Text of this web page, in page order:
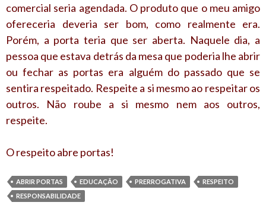
comercial seria agendada. O produto que o meu amigo
ofereceria deveria ser bom, como realmente era.
Porém, a porta teria que ser aberta. Naquele dia, a
pessoa que estava detrás da mesa que poderia lhe abrir
ou fechar as portas era alguém do passado que se
sentira respeitado. Respeite a si mesmo ao respeitar os
outros. Não roube a si mesmo nem aos outros,
respeite.
O respeito abre portas!
ABRIR PORTAS EDUCAÇÃO PRERROGATIVA
RESPEITO
RESPONSABILIDADE